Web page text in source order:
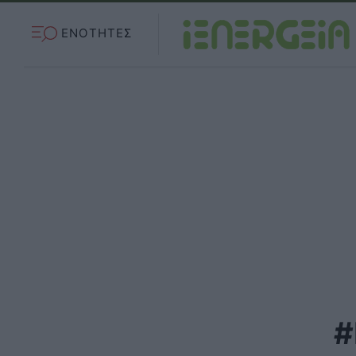
ΕΝΟΤΗΤΕΣ